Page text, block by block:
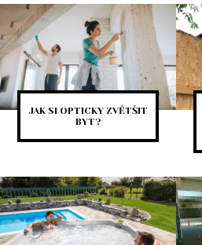
JAK SI OPTICKY ZVĚTŠIT
BYT?